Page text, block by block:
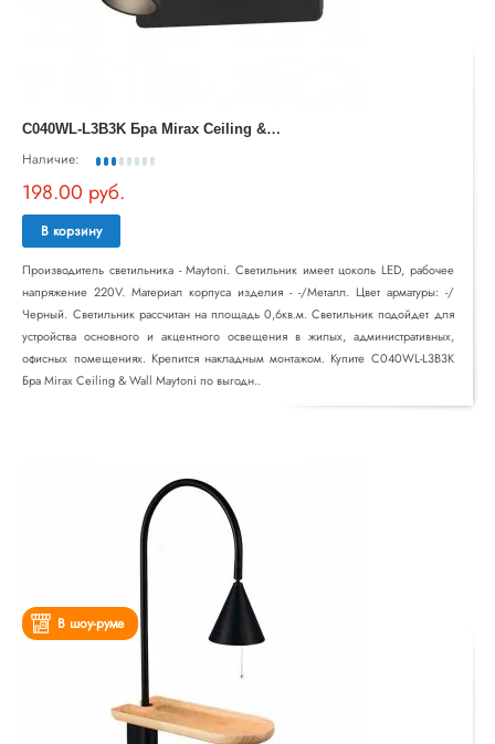
C
040WL-L3B3K Бра Mirax Ceiling & Wall Maytoni
Наличие:
198.00 руб.
В корзину
Производитель светильника - Maytoni. Светильник имеет цоколь LED, рабочее
напряжение 220V. Материал корпуса изделия - -/Металл. Цвет арматуры: -/
Черный. Светильник рассчитан на площадь 0,6кв.м. Светильник подойдет для
устройства основного и акцентного освещения в жилых, административных,
офисных помещениях. Крепится накладным монтажом. Купите C040WL-L3B3K
Бра Mirax Ceiling & Wall Maytoni по выгодн..
В шоу-руме